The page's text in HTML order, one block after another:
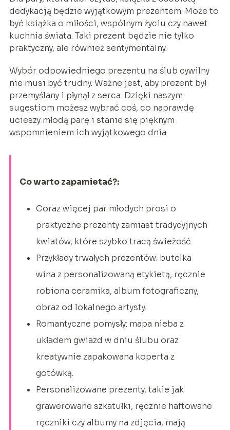
dedykacją będzie wyjątkowym prezentem. Może to
być książka o miłości, wspólnym życiu czy nawet
kuchnia świata. Taki prezent będzie nie tylko
praktyczny, ale również sentymentalny.
Wybór odpowiedniego prezentu na ślub cywilny
nie musi być trudny. Ważne jest, aby prezent był
przemyślany i płynął z serca. Dzięki naszym
sugestiom możesz wybrać coś, co naprawdę
ucieszy młodą parę i stanie się pięknym
wspomnieniem ich wyjątkowego dnia.
Co warto zapamietać?:
Coraz więcej par młodych prosi o
praktyczne prezenty zamiast tradycyjnych
kwiatów, które szybko tracą świeżość.
Przykłady trwałych prezentów: butelka
wina z personalizowaną etykietą, ręcznie
robiona ceramika, album fotograficzny,
obraz od lokalnego artysty.
Romantyczne pomysły: mapa nieba z
układem gwiazd w dniu ślubu oraz
kreatywnie zapakowana koperta z
gotówką.
Personalizowane prezenty, takie jak
grawerowane szkatułki, ręcznie haftowane
ręczniki czy albumy na zdjęcia, mają